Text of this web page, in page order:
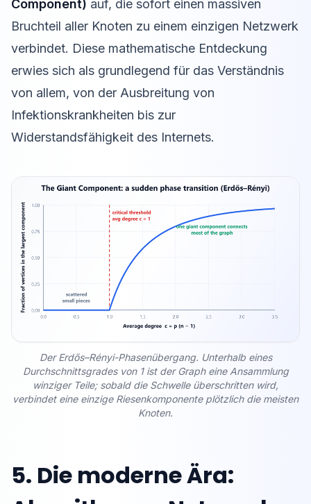
Component) auf, die sofort einen massiven
Bruchteil aller Knoten zu einem einzigen Netzwerk
verbindet. Diese mathematische Entdeckung
erwies sich als grundlegend für das Verständnis
von allem, von der Ausbreitung von
Infektionskrankheiten bis zur
Widerstandsfähigkeit des Internets.
Der Erdős–Rényi-Phasenübergang. Unterhalb eines
Durchschnittsgrades von 1 ist der Graph eine Ansammlung
winziger Teile; sobald die Schwelle überschritten wird,
verbindet eine einzige Riesenkomponente plötzlich die meisten
Knoten.
5. Die moderne Ära: